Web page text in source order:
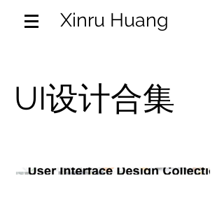
Xinru Huang
UI设计合集